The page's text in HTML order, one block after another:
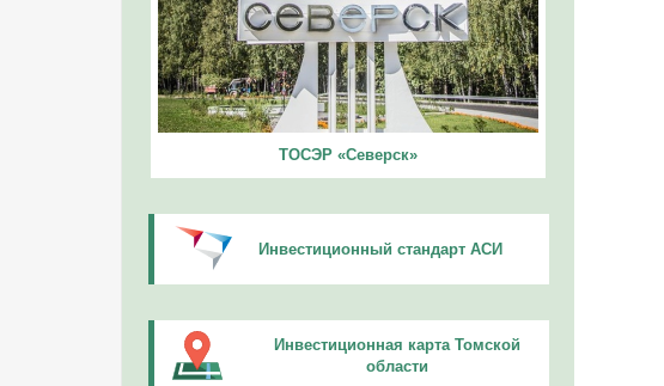
ТОСЭР «Северск»
Инвестиционный стандарт АСИ
Инвестиционная карта Томской
области